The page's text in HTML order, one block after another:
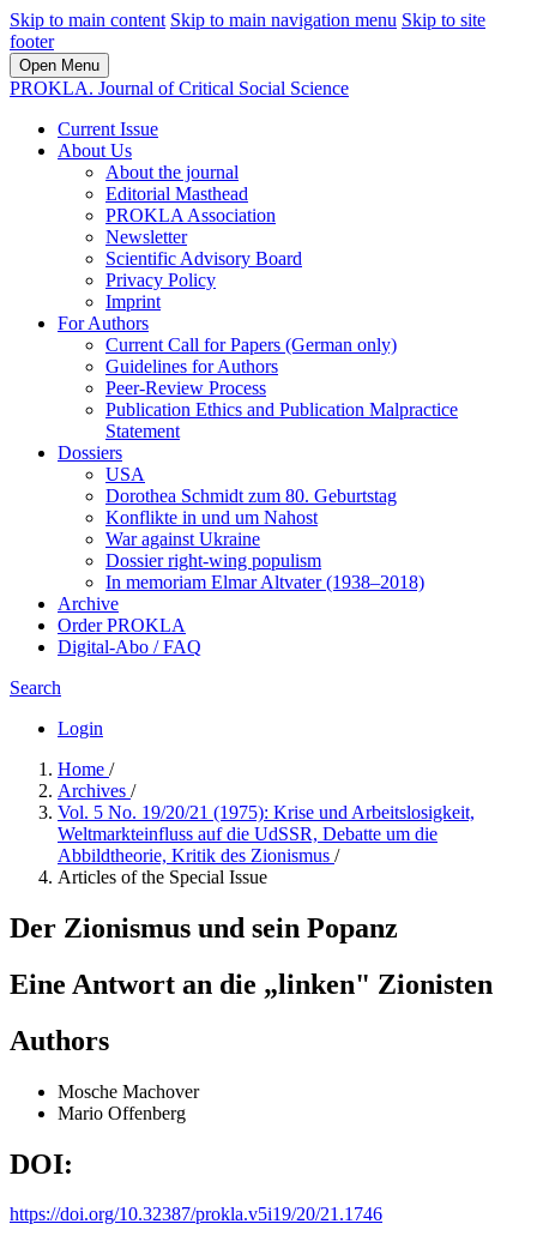
Skip to main content Skip to main navigation menu Skip to site
footer
Open Menu
PROKLA. Journal of Critical Social Science
Current Issue
About Us
About the journal
Editorial Masthead
PROKLA Association
Newsletter
Scientific Advisory Board
Privacy Policy
Imprint
For Authors
Current Call for Papers (German only)
Guidelines for Authors
Peer-Review Process
Publication Ethics and Publication Malpractice
Statement
Dossiers
USA
Dorothea Schmidt zum 80. Geburtstag
Konflikte in und um Nahost
War against Ukraine
Dossier right-wing populism
In me­mo­ri­am Elmar Altvater (1938–2018)
Archive
Order PROKLA
Digital-Abo / FAQ
Search
Login
Home /
Archives /
Vol. 5 No. 19/20/21 (1975): Krise und Arbeitslosigkeit,
Weltmarkteinfluss auf die UdSSR, Debatte um die
Abbildtheorie, Kritik des Zionismus /
Articles of the Special Issue
Der Zionismus und sein Popanz
Eine Antwort an die „linken" Zionisten
Authors
Mosche Machover
Mario Offenberg
DOI:
https://doi.org/10.32387/prokla.v5i19/20/21.1746